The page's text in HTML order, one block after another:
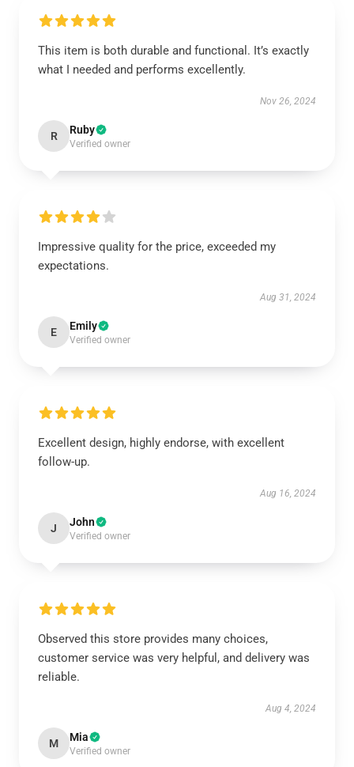
This item is both durable and functional. It’s exactly
what I needed and performs excellently.
Nov 26, 2024
R Ruby
Verified owner
Impressive quality for the price, exceeded my
expectations.
Aug 31, 2024
E Emily
Verified owner
Excellent design, highly endorse, with excellent
follow-up.
Aug 16, 2024
J John
Verified owner
Observed this store provides many choices,
customer service was very helpful, and delivery was
reliable.
Aug 4, 2024
M Mia
Verified owner